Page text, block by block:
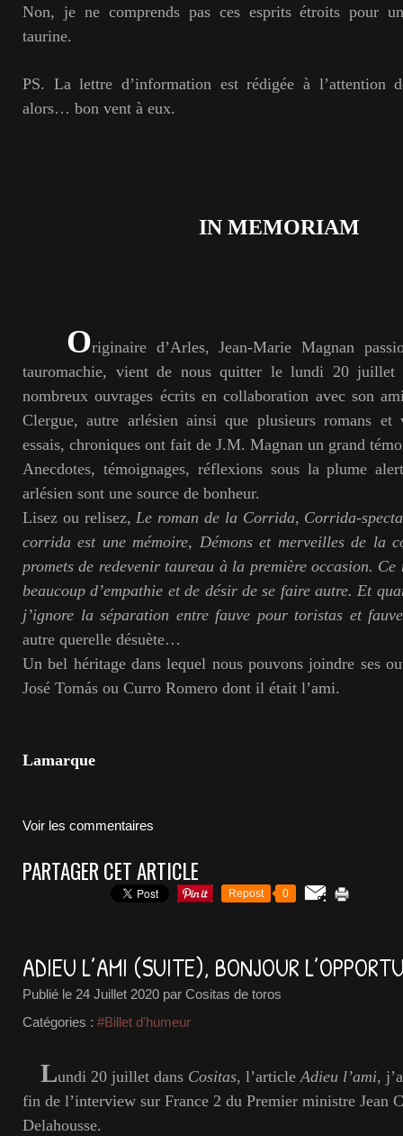
Non, je ne comprends pas ces esprits étroits pour
taurine.
PS. La lettre d’information est rédigée à l’attention
alors… bon vent à eux.
IN MEMORIAM
Originaire d’Arles, Jean-Marie Magnan
tauromachie, vient de nous quitter le lundi 20 juillet
nombreux ouvrages écrits en collaboration avec son
Clergue, autre arlésien ainsi que plusieurs romans
essais, chroniques ont fait de J.M. Magnan un grand
Anecdotes, témoignages, réflexions sous la plume
arlésien sont une source de bonheur.
Lisez ou relisez,Le roman de la Corrida, Corrida-
corrida est une mémoire, Démons et merveilles de la
promets de redevenir taureau à la première occasion.
beaucoup d’empathie et de désir de se faire autre. Et
j’ignore la séparation entre fauve pour toristas et
autre querelle désuète…
Un bel héritage dans lequel nous pouvons joindre ses
José Tomás ou Curro Romero dont il était l’ami.
Lamarque
Voir les commentaires
PARTAGER CET ARTICLE
Repost 0
ADIEU L’AMI (SUITE), BONJOUR
Publié le 24 Juillet 2020 par Cositas de toros
Catégories : #Billet d'humeur
Lundi 20 juillet dans Cositas, l’articleAdieu l’ami,
fin de l’interview sur France 2 du Premier ministre Jean
Delahousse.